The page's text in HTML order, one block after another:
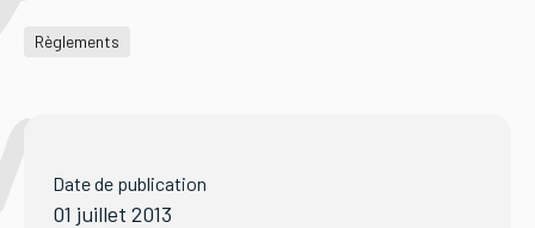
Règlements
Date de publication
01 juillet 2013